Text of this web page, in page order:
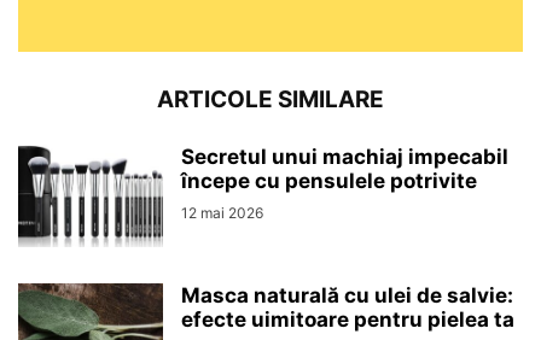
ARTICOLE SIMILARE
Secretul unui machiaj impecabil
începe cu pensulele potrivite
12 mai 2026
Masca naturală cu ulei de salvie:
efecte uimitoare pentru pielea ta